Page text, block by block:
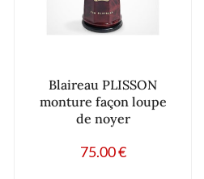
Blaireau PLISSON
monture façon loupe
de noyer
75.00€